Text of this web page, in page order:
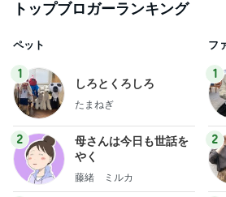
トップブロガーランキング
ペット
1
しろとくろしろ
たまねぎ
2
母さんは今日も世話を
やく
藤緒 ミルカ
フ
1
2